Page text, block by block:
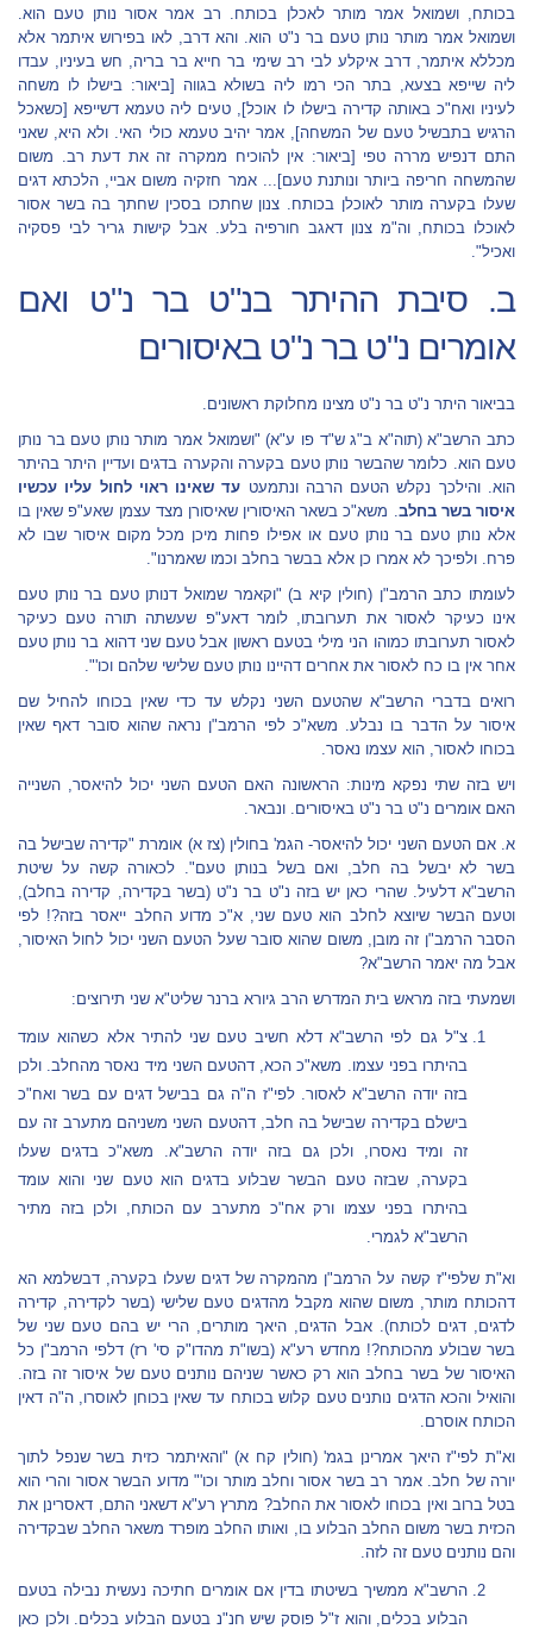
בכותח, ושמואל אמר מותר לאכלן בכותח. רב אמר אסור נותן טעם הוא.
ושמואל אמר מותר נותן טעם בר נ"ט הוא. והא דרב, לאו בפירוש איתמר אלא
מכללא איתמר, דרב איקלע לבי רב שימי בר חייא בר בריה, חש בעיניו, עבדו
ליה שייפא בצעא, בתר הכי רמו ליה בשולא בגווה [ביאור: בישלו לו משחה
לעיניו ואח"כ באותה קדירה בישלו לו אוכל], טעים ליה טעמא דשייפא [כשאכל
הרגיש בתבשיל טעם של המשחה], אמר יהיב טעמא כולי האי. ולא היא, שאני
התם דנפיש מררה טפי [ביאור: אין להוכיח ממקרה זה את דעת רב. משום
שהמשחה חריפה ביותר ונותנת טעם]... אמר חזקיה משום אביי, הלכתא דגים
שעלו בקערה מותר לאוכלן בכותח. צנון שחתכו בסכין שחתך בה בשר אסור
לאוכלו בכותח, וה"מ צנון דאגב חורפיה בלע. אבל קישות גריר לבי פסקיה
ואכיל".
ב. סיבת ההיתר בנ"ט בר נ"ט ואם
אומרים נ"ט בר נ"ט באיסורים
בביאור היתר נ"ט בר נ"ט מצינו מחלוקת ראשונים.
כתב הרשב"א (תוה"א ב"ג ש"ד פו ע"א) "ושמואל אמר מותר נותן טעם בר נותן
טעם הוא. כלומר שהבשר נותן טעם בקערה והקערה בדגים ועדיין היתר בהיתר
הוא. והילכך נקלש הטעם הרבה ונתמעט עד שאינו ראוי לחול עליו עכשיו
איסור בשר בחלב. משא"כ בשאר האיסורין שאיסורן מצד עצמן שאע"פ שאין בו
אלא נותן טעם בר נותן טעם או אפילו פחות מיכן מכל מקום איסור שבו לא
פרח. ולפיכך לא אמרו כן אלא בבשר בחלב וכמו שאמרנו".
לעומתו כתב הרמב"ן (חולין קיא ב) "וקאמר שמואל דנותן טעם בר נותן טעם
אינו כעיקר לאסור את תערובתו, לומר דאע"פ שעשתה תורה טעם כעיקר
לאסור תערובתו כמוהו הני מילי בטעם ראשון אבל טעם שני דהוא בר נותן טעם
אחר אין בו כח לאסור את אחרים דהיינו נותן טעם שלישי שלהם וכו'".
רואים בדברי הרשב"א שהטעם השני נקלש עד כדי שאין בכוחו להחיל שם
איסור על הדבר בו נבלע. משא"כ לפי הרמב"ן נראה שהוא סובר דאף שאין
בכוחו לאסור, הוא עצמו נאסר.
ויש בזה שתי נפקא מינות: הראשונה האם הטעם השני יכול להיאסר, השנייה
האם אומרים נ"ט בר נ"ט באיסורים. ונבאר.
א. אם הטעם השני יכול להיאסר- הגמ' בחולין (צז א) אומרת "קדירה שבישל בה
בשר לא יבשל בה חלב, ואם בשל בנותן טעם". לכאורה קשה על שיטת
הרשב"א דלעיל. שהרי כאן יש בזה נ"ט בר נ"ט (בשר בקדירה, קדירה בחלב),
וטעם הבשר שיוצא לחלב הוא טעם שני, א"כ מדוע החלב ייאסר בזה?! לפי
הסבר הרמב"ן זה מובן, משום שהוא סובר שעל הטעם השני יכול לחול האיסור,
אבל מה יאמר הרשב"א?
ושמעתי בזה מראש בית המדרש הרב גיורא ברנר שליט"א שני תירוצים:
צ"ל גם לפי הרשב"א דלא חשיב טעם שני להתיר אלא כשהוא עומד
בהיתרו בפני עצמו. משא"כ הכא, דהטעם השני מיד נאסר מהחלב. ולכן
בזה יודה הרשב"א לאסור. לפי"ז ה"ה גם בבישל דגים עם בשר ואח"כ
בישלם בקדירה שבישל בה חלב, דהטעם השני משניהם מתערב זה עם
זה ומיד נאסרו, ולכן גם בזה יודה הרשב"א. משא"כ בדגים שעלו
בקערה, שבזה טעם הבשר שבלוע בדגים הוא טעם שני והוא עומד
בהיתרו בפני עצמו ורק אח"כ מתערב עם הכותח, ולכן בזה מתיר
הרשב"א לגמרי.
וא"ת שלפי"ז קשה על הרמב"ן מהמקרה של דגים שעלו בקערה, דבשלמא הא
דהכותח מותר, משום שהוא מקבל מהדגים טעם שלישי (בשר לקדירה, קדירה
לדגים, דגים לכותח). אבל הדגים, היאך מותרים, הרי יש בהם טעם שני של
בשר שבולע מהכותח?! מחדש רע"א (בשו"ת מהדו"ק סי' רז) דלפי הרמב"ן כל
האיסור של בשר בחלב הוא רק כאשר שניהם נותנים טעם של איסור זה בזה.
והואיל והכא הדגים נותנים טעם קלוש בכותח עד שאין בכוחן לאוסרו, ה"ה דאין
הכותח אוסרם.
וא"ת לפי"ז היאך אמרינן בגמ' (חולין קח א) "והאיתמר כזית בשר שנפל לתוך
יורה של חלב. אמר רב בשר אסור וחלב מותר וכו'" מדוע הבשר אסור והרי הוא
בטל ברוב ואין בכוחו לאסור את החלב? מתרץ רע"א דשאני התם, דאסרינן את
הכזית בשר משום החלב הבלוע בו, ואותו החלב מופרד משאר החלב שבקדירה
והם נותנים טעם זה לזה.
הרשב"א ממשיך בשיטתו בדין אם אומרים חתיכה נעשית נבילה בטעם
הבלוע בכלים, והוא ז"ל פוסק שיש חנ"נ בטעם הבלוע בכלים. ולכן כאן